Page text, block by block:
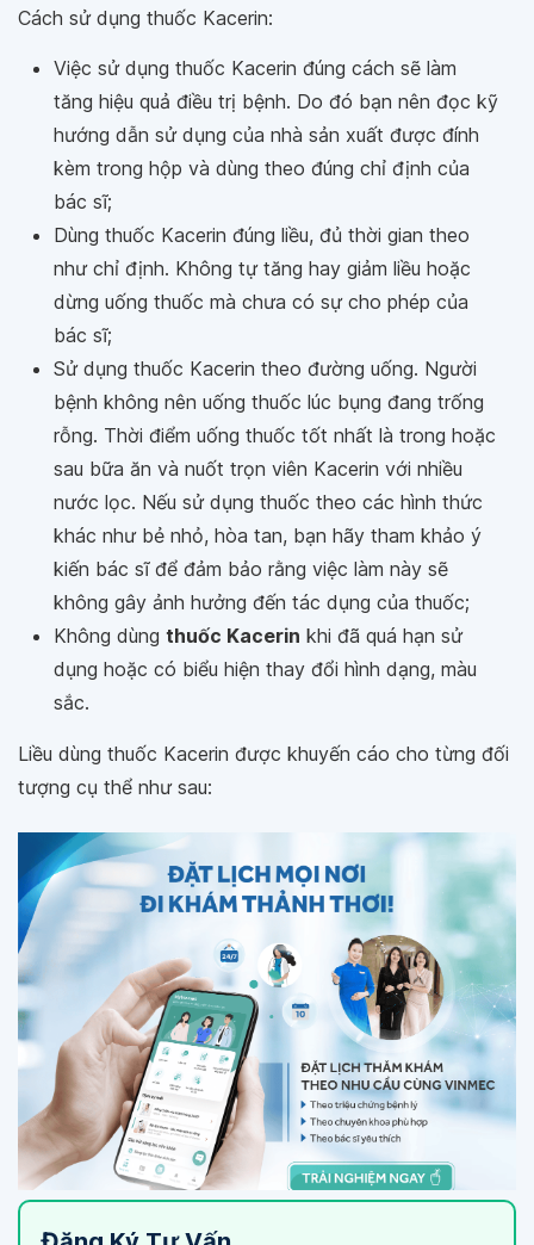
Cách sử dụng thuốc Kacerin:
Việc sử dụng thuốc Kacerin đúng cách sẽ làm
tăng hiệu quả điều trị bệnh. Do đó bạn nên đọc kỹ
hướng dẫn sử dụng của nhà sản xuất được đính
kèm trong hộp và dùng theo đúng chỉ định của
bác sĩ;
Dùng thuốc Kacerin đúng liều, đủ thời gian theo
như chỉ định. Không tự tăng hay giảm liều hoặc
dừng uống thuốc mà chưa có sự cho phép của
bác sĩ;
Sử dụng thuốc Kacerin theo đường uống. Người
bệnh không nên uống thuốc lúc bụng đang trống
rỗng. Thời điểm uống thuốc tốt nhất là trong hoặc
sau bữa ăn và nuốt trọn viên Kacerin với nhiều
nước lọc. Nếu sử dụng thuốc theo các hình thức
khác như bẻ nhỏ, hòa tan, bạn hãy tham khảo ý
kiến bác sĩ để đảm bảo rằng việc làm này sẽ
không gây ảnh hưởng đến tác dụng của thuốc;
Không dùng thuốc Kacerin khi đã quá hạn sử
dụng hoặc có biểu hiện thay đổi hình dạng, màu
sắc.
Liều dùng thuốc Kacerin được khuyến cáo cho từng đối
tượng cụ thể như sau: